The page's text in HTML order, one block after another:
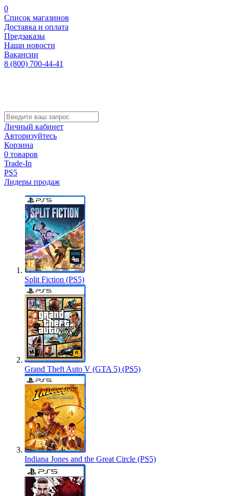
0
Список магазинов
Доставка и оплата
Предзаказы
Наши новости
Вакансии
8 (800) 700-44-41
Личный кабинет
Авторизуйтесь
Корзина
0 товаров
Trade-In
PS5
Лидеры продаж
Split Fiction (PS5)
Grand Theft Auto V (GTA 5) (PS5)
Indiana Jones and the Great Circle (PS5)